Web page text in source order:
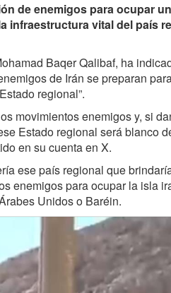
de enemigos para ocupar
infraestructura vital del país
Baqer Qalibaf, ha
de Irán se preparan
regional”.
movimientos enemigos y, si
Estado regional será blanco
en su cuenta en X.
ese país regional que
enemigos para ocupar la isla
Unidos o Baréin.